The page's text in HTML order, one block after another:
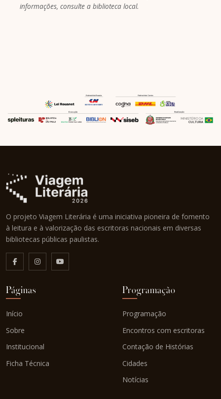
informações, consulte a biblioteca local.
O projeto Viagem Literária é uma iniciativa pioneira de fomento
à leitura e à valorização das escritoras nacionais em diversas
bibliotecas públicas paulistas.
Páginas
Início
Sobre
Institucional
Ficha Técnica
Programação
Programação
Encontros com escritoras
Contação de Histórias
Cidades
Notícias